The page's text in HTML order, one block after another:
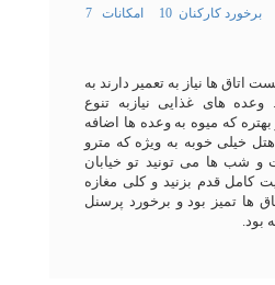
برخورد کارکنان 10
امکانات 7
اتاق ها نیاز به تعمیر دارند به
های غذایی نیازبه تنوع
که میوه به وعده ها اضافه
خیلی خوبه به ویژه که مترو
و شب ها می تونید تو خیابان
کامل قدم بزنید و کلی مغازه
ها تمیز بود و برخورد پرسنل
بود.